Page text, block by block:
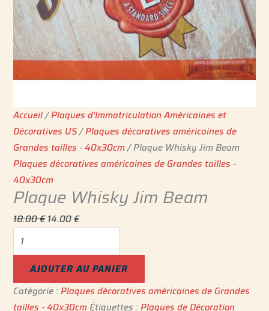
Accueil/Plaques d'Immatriculation Américaines et
Décoratives US/Plaques décoratives américaines de
Grandes tailles - 40x30cm/ Plaque Whisky Jim Beam
Plaques décoratives américaines de Grandes tailles -
40x30cm
Plaque Whisky Jim Beam
18.00€14.00€
AJOUTER AU PANIER
Catégorie :Plaques décoratives américaines de Grandes
tailles - 40x30cmÉtiquettes :Plaques de Décoration